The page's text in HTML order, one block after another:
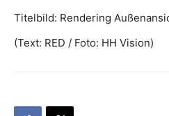
Titelbild: Rendering
(Text: RED / Foto: HH Vision)